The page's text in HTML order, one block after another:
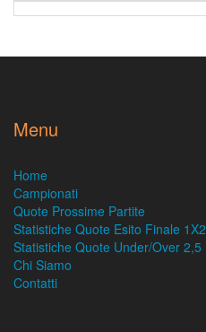
Menu
Home
Campionati
Quote Prossime Partite
Statistiche Quote Esito Finale 1X2
Statistiche Quote Under/Over 2,5
Chi Siamo
Contatti